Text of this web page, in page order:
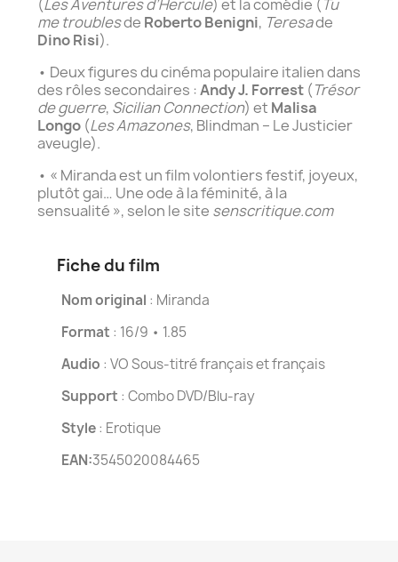
(Les Aventures d’Hercule) et la comédie ( Tu
me troublesde Roberto Benigni, Teresade
Dino Risi).
• Deux figures du cinéma populaire italien dans
des rôles secondaires :Andy J. Forrest (Trésor
de guerre, Sicilian Connection) et Malisa
Longo (Les Amazones, Blindman – Le Justicier
aveugle).
• « Miranda est un film volontiers festif, joyeux,
plutôt gai… Une ode à la féminité, à la
sensualité », selon le site senscritique.com
Fiche du film
Nom original : Miranda
Format : 16/9 • 1.85
Audio : VO Sous-titré français et français
Support : Combo DVD/Blu-ray
Style: Erotique
EAN:3545020084465